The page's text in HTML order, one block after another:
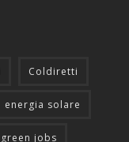
Coldiretti
energia solare
green jobs